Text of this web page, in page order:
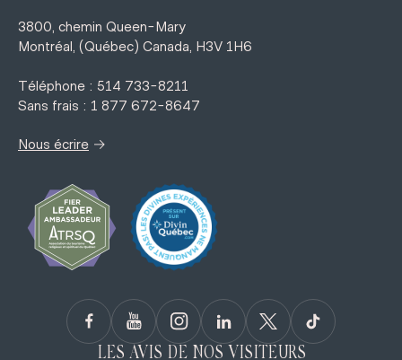
LES AVIS DE NOS VISITEURS
3800, chemin Queen-Mary
Montréal, (Québec) Canada, H3V 1H6
Téléphone : 514 733-8211
Sans frais : 1 877 672-8647
Nous écrire →